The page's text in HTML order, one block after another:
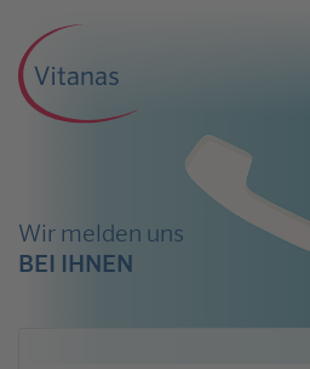
Wir melden uns
BEI IHNEN